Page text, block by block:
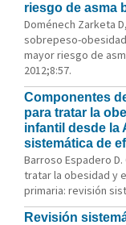
riesgo de asma
Doménech Zarketa
sobrepeso-
mayor riesgo de
2012;8:57.
Componentes
para tratar la
infantil desde la
sistemática de
Barroso Espadero
tratar la obesidad y
primaria: revisión
Revisión